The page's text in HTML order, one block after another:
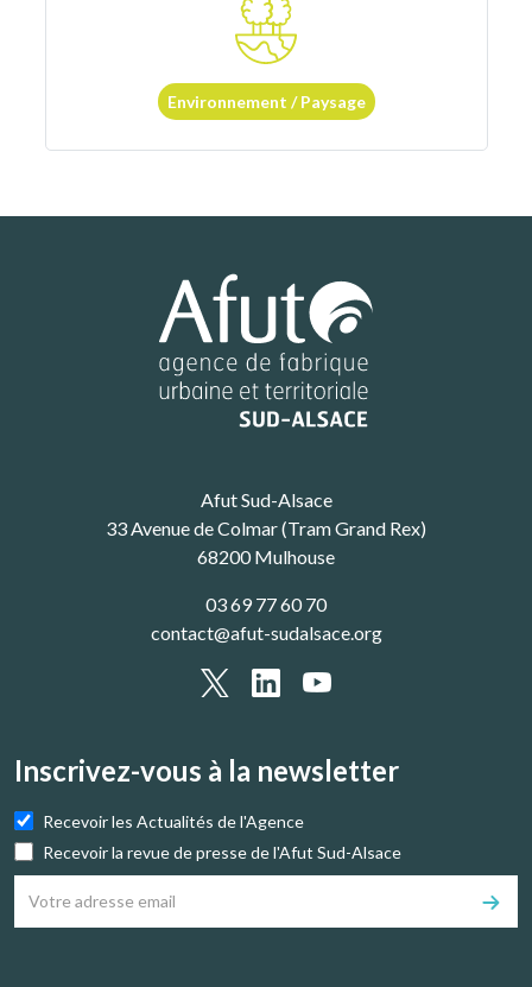
Environnement / Paysage
Afut Sud-Alsace
33 Avenue de Colmar (Tram Grand Rex)
68200 Mulhouse
03 69 77 60 70
contact@afut-sudalsace.org
Inscrivez-vous à la newsletter
Recevoir les Actualités de l'Agence
Recevoir la revue de presse de l'Afut Sud-Alsace